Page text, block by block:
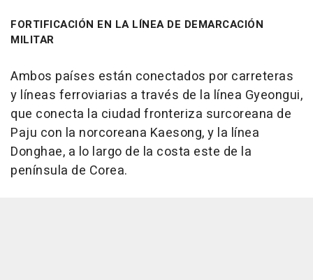
FORTIFICACIÓN EN LA LÍNEA DE DEMARCACIÓN
MILITAR
Ambos países están conectados por carreteras
y líneas ferroviarias a través de la línea Gyeongui,
que conecta la ciudad fronteriza surcoreana de
Paju con la norcoreana Kaesong, y la línea
Donghae, a lo largo de la costa este de la
península de Corea.